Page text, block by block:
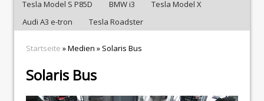
Tesla Model S P85D
BMW i3
Tesla Model X
Audi A3 e-tron
Tesla Roadster
Startseite » Medien » Solaris Bus
Solaris Bus